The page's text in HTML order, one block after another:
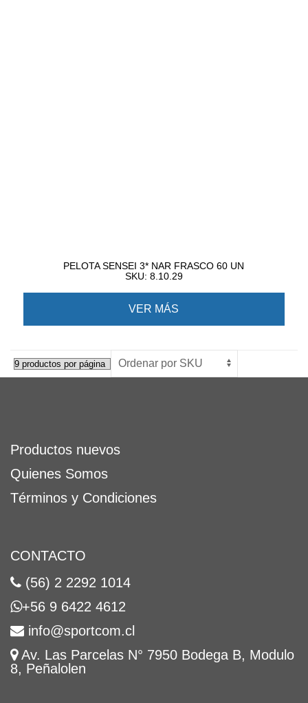
PELOTA SENSEI 3* NAR FRASCO 60 UN
SKU: 8.10.29
VER MÁS
Productos nuevos
Quienes Somos
Términos y Condiciones
CONTACTO
(56) 2 2292 1014
+56 9 6422 4612
info@sportcom.cl
Av. Las Parcelas N° 7950 Bodega B, Modulo
8, Peñalolen